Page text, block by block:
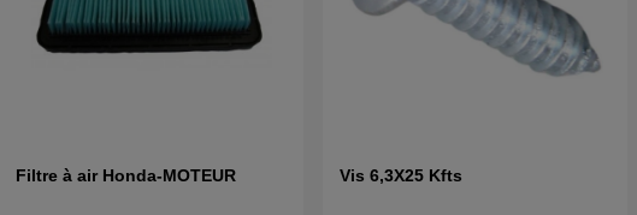
Filtre à air Honda-MOTEUR Vis 6,3X25 Kfts